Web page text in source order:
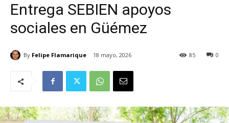
Entrega SEBIEN apoyos
sociales en Güémez
By Felipe Flamarique 18 mayo, 2026 0
85